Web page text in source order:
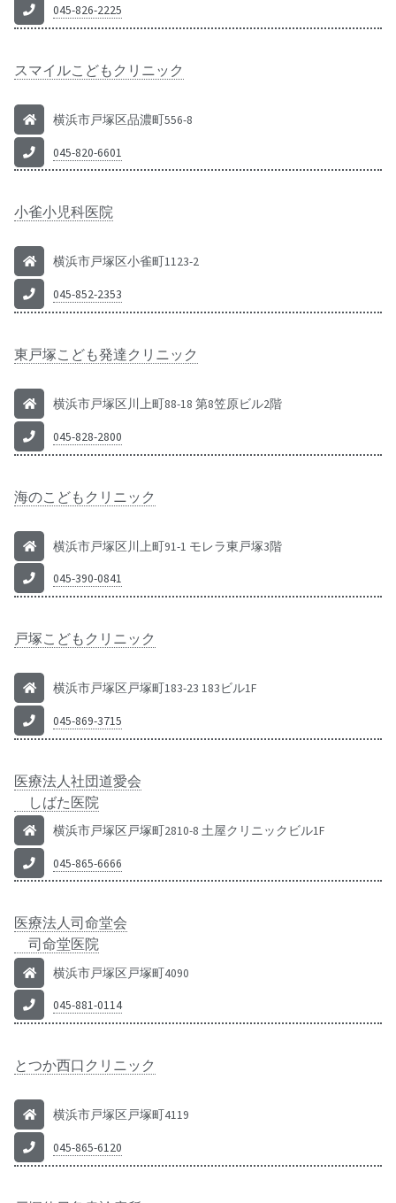
045-826-2225
スマイルこどもクリニック
横浜市戸塚区品濃町556-8
045-820-6601
小雀小児科医院
横浜市戸塚区小雀町1123-2
045-852-2353
東戸塚こども発達クリニック
横浜市戸塚区川上町88-18 第8笠原ビル2階
045-828-2800
海のこどもクリニック
横浜市戸塚区川上町91-1 モレラ東戸塚3階
045-390-0841
戸塚こどもクリニック
横浜市戸塚区戸塚町183-23 183ビル1F
045-869-3715
医療法人社団道愛会
しばた医院
横浜市戸塚区戸塚町2810-8 土屋クリニックビル1F
045-865-6666
医療法人司命堂会
司命堂医院
横浜市戸塚区戸塚町4090
045-881-0114
とつか西口クリニック
横浜市戸塚区戸塚町4119
045-865-6120